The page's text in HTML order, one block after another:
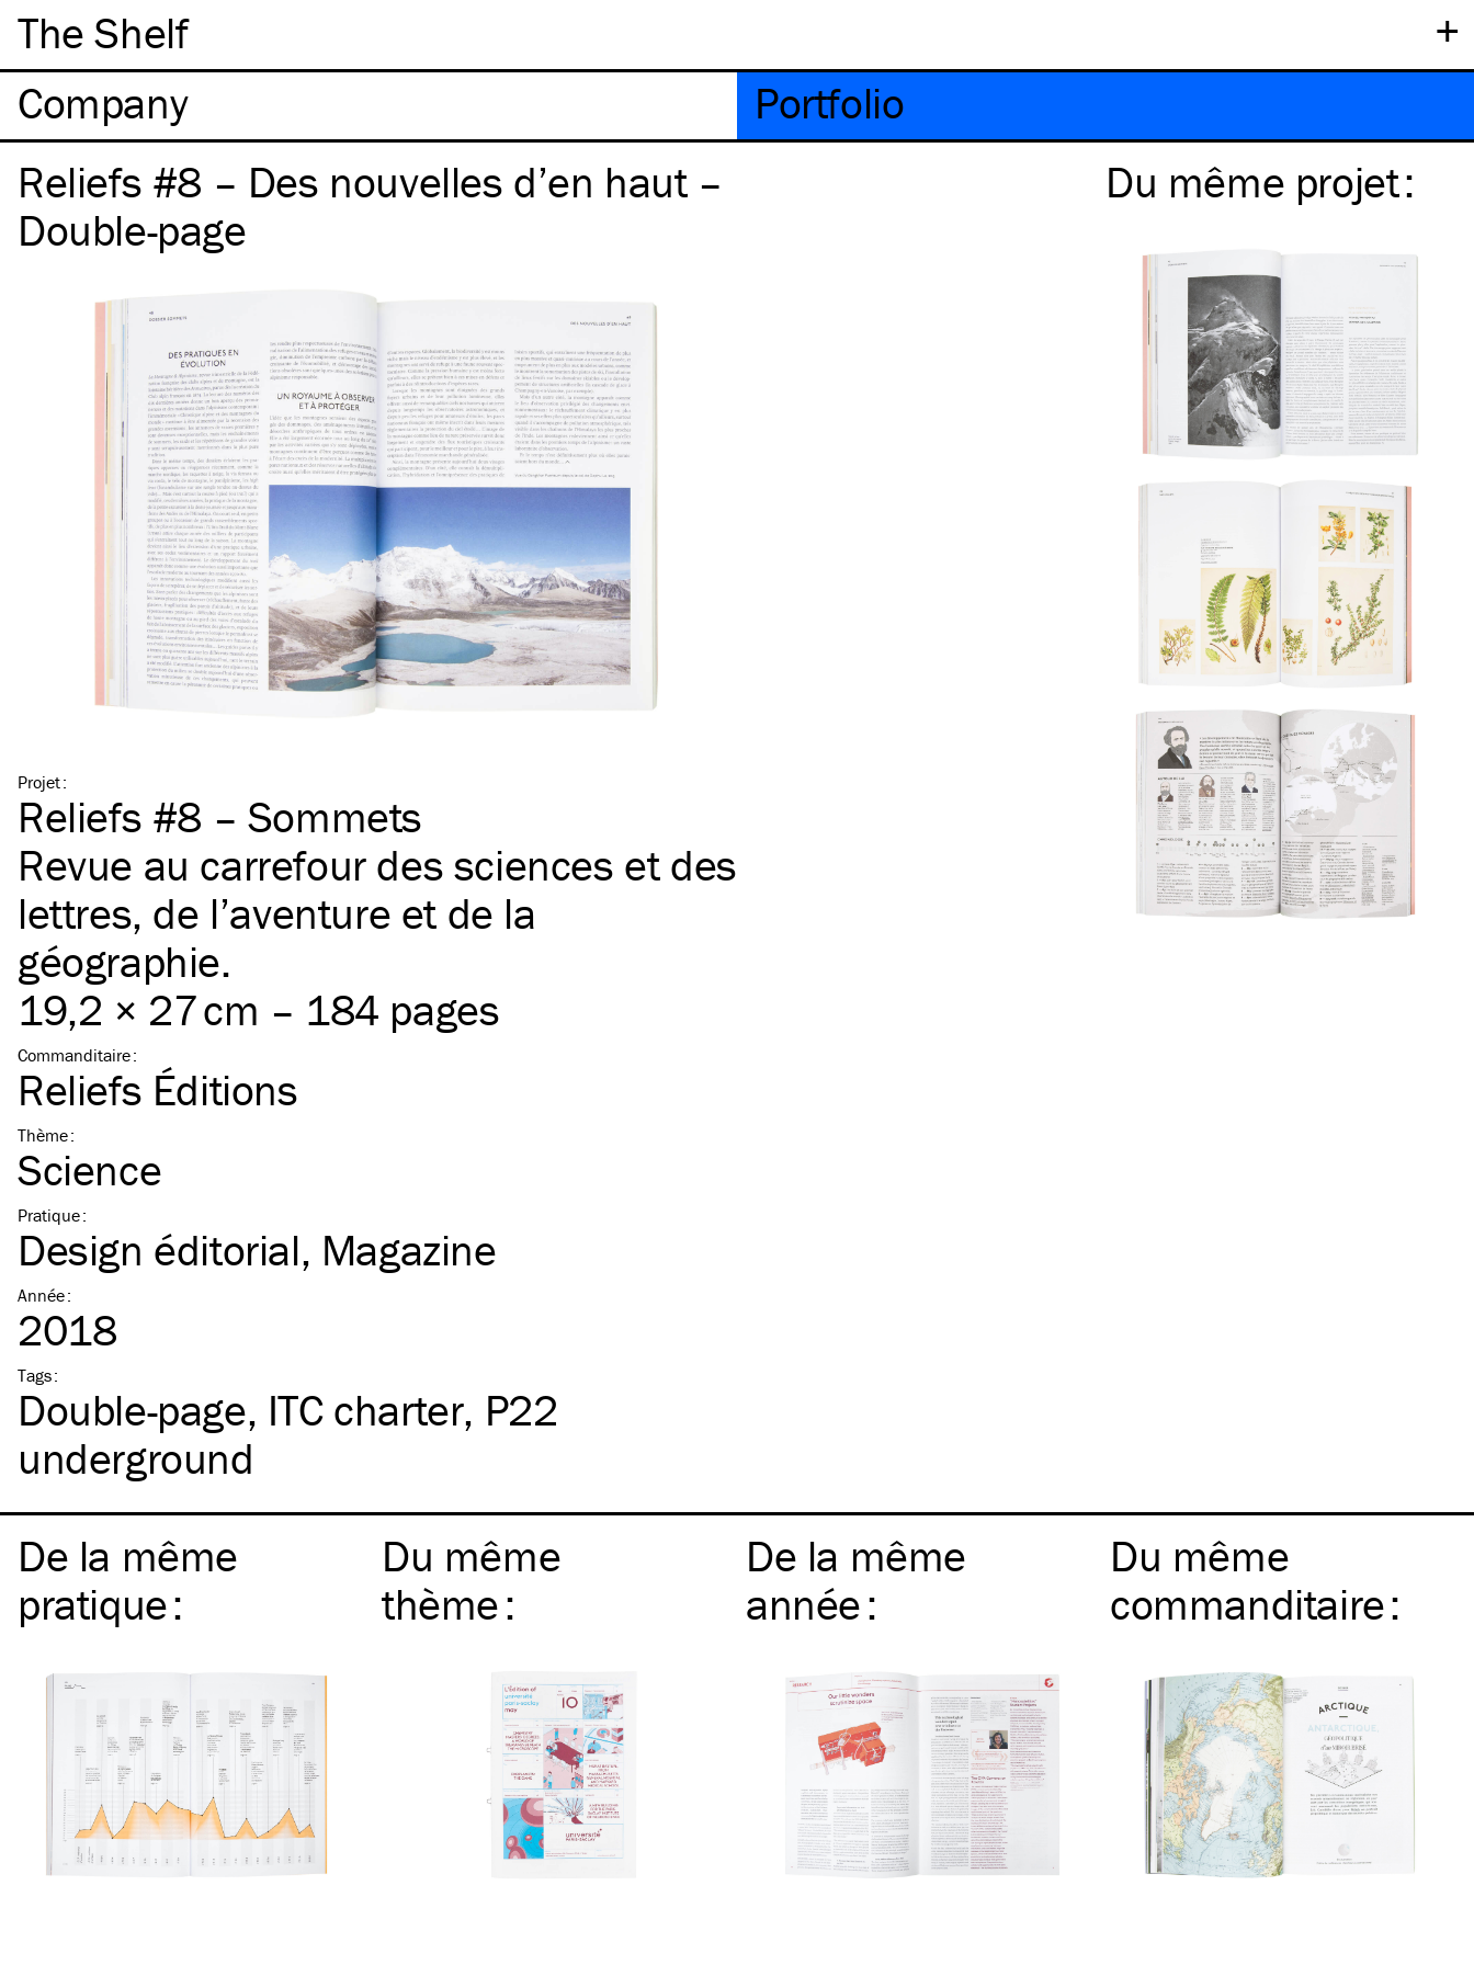
+
The Shelf
Company
Portfolio
Reliefs #8 – Des nouvelles d’en haut –
Double-page
Projet:
Reliefs #8 – Sommets
Revue au carrefour des sciences et des
lettres, de l’aventure et de la
géographie.
19,2 × 27 cm – 184 pages
Commanditaire:
Reliefs Éditions
Thème:
Science
Pratique:
Design éditorial Magazine
Année:
2018
Tags:
Double-page ITCcharter P22
underground
Du même projet:
De la même
pratique:
Du même
thème:
De la même
année:
Du même
commanditaire: